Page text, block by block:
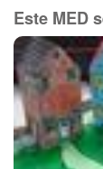
Este MED